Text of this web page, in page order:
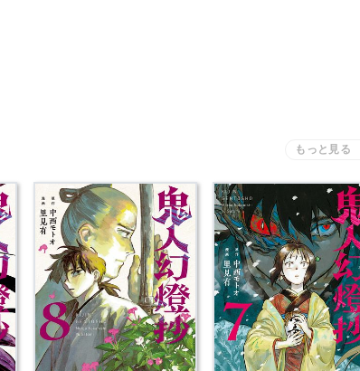
鬼人幻燈抄 8 【コミッ
ク】
本を買う
鬼人幻燈抄 7 【コミッ
ク】
本を買う